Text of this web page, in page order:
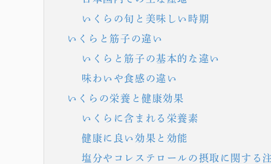
いくらの旬と美味しい時期
いくらと筋子の違い
いくらと筋子の基本的な違い
味わいや食感の違い
いくらの栄養と健康効果
いくらに含まれる栄養素
健康に良い効果と効能
塩分やコレステロールの摂取に関する